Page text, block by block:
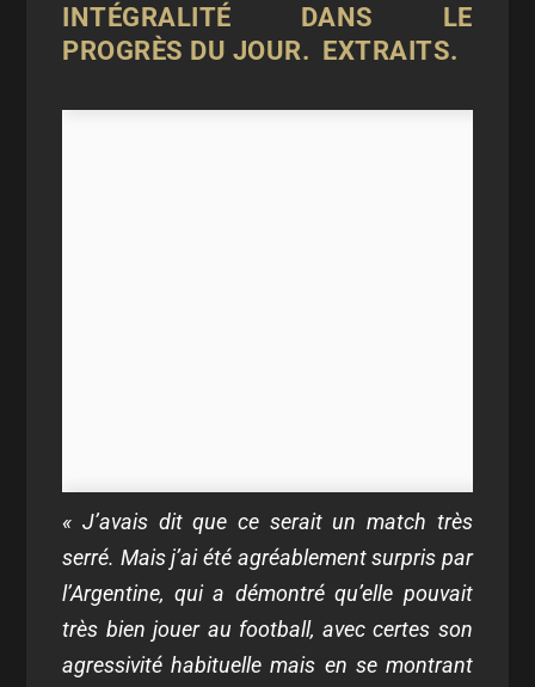
INTÉGRALITÉ DANS LE
PROGRÈS DU JOUR. EXTRAITS.
« J’avais dit que ce serait un match très
serré. Mais j’ai été agréablement surpris par
l’Argentine, qui a démontré qu’elle pouvait
très bien jouer au football, avec certes son
agressivité habituelle mais en se montrant